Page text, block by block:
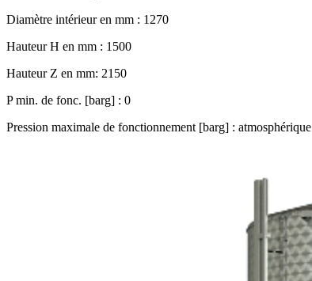
Diamètre intérieur en mm : 1270
Hauteur H en mm : 1500
Hauteur Z en mm: 2150
P min. de fonc. [barg] : 0
Pression maximale de fonctionnement [barg] : atmosphérique